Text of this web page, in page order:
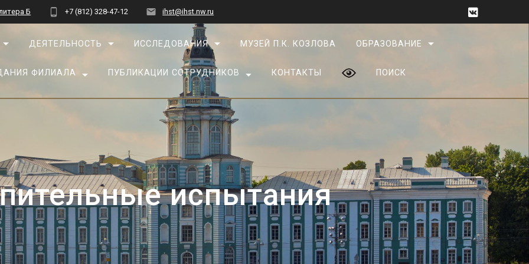
Б +7 (812) 328-47-12 ihst@ihst.nw.ru
ДЕЯТЕЛЬНОСТЬ ИССЛЕДОВАНИЯ МУЗЕЙ П.К. КОЗЛОВА ОБРАЗОВАНИЕ
ФИЛИАЛА ПУБЛИКАЦИИ СОТРУДНИКОВ КОНТАКТЫ ПОИСК
испытания